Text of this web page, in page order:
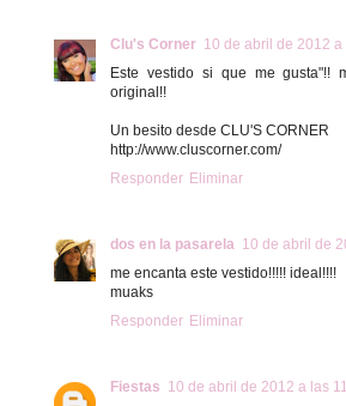
Clu's Corner 10 de abril de 2012 a
Este vestido si que me gusta"!!
original!!
Un besito desde CLU'S CORNER
http://www.cluscorner.com/
Responder Eliminar
dos en la pasarela 10 de abril de
me encanta este vestido!!!!! ideal!!!!
muaks
Responder Eliminar
Fiestas 10 de abril de 2012 a las